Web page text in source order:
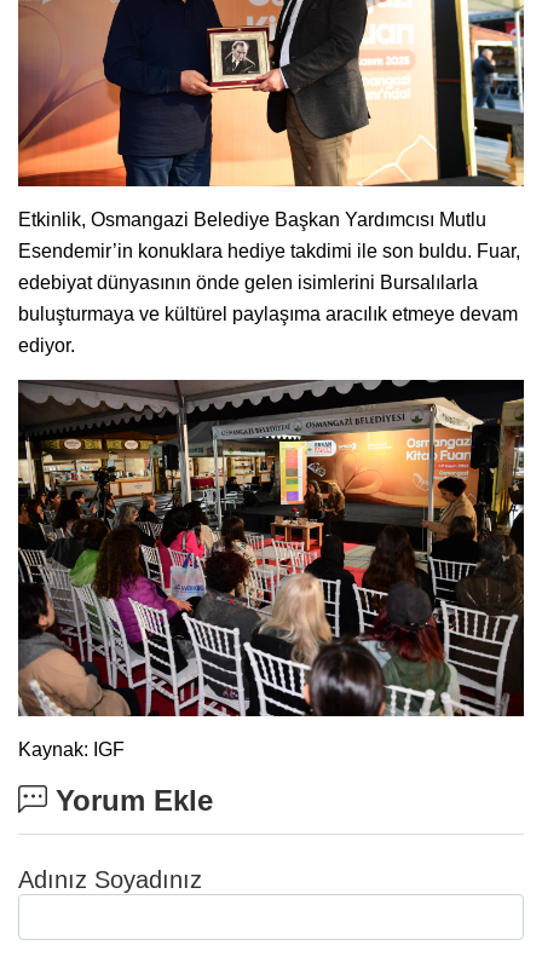
Etkinlik, Osmangazi Belediye Başkan Yardımcısı Mutlu
Esendemir’in konuklara hediye takdimi ile son buldu. Fuar,
edebiyat dünyasının önde gelen isimlerini Bursalılarla
buluşturmaya ve kültürel paylaşıma aracılık etmeye devam
ediyor.
Kaynak: IGF
Yorum Ekle
Adınız Soyadınız